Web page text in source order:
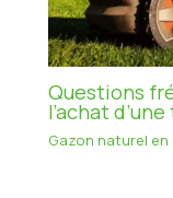
Questions
l’achat
Gazon naturel en